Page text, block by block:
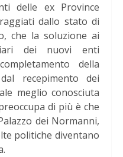
delle ex Province
dallo stato di
che la soluzione ai
dei nuovi enti
della
recepimento dei
meglio conosciuta
di più è che
dei Normanni,
politiche diventano